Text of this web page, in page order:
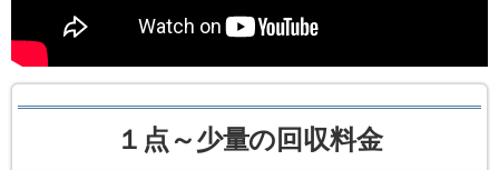
１点～少量の回収料金